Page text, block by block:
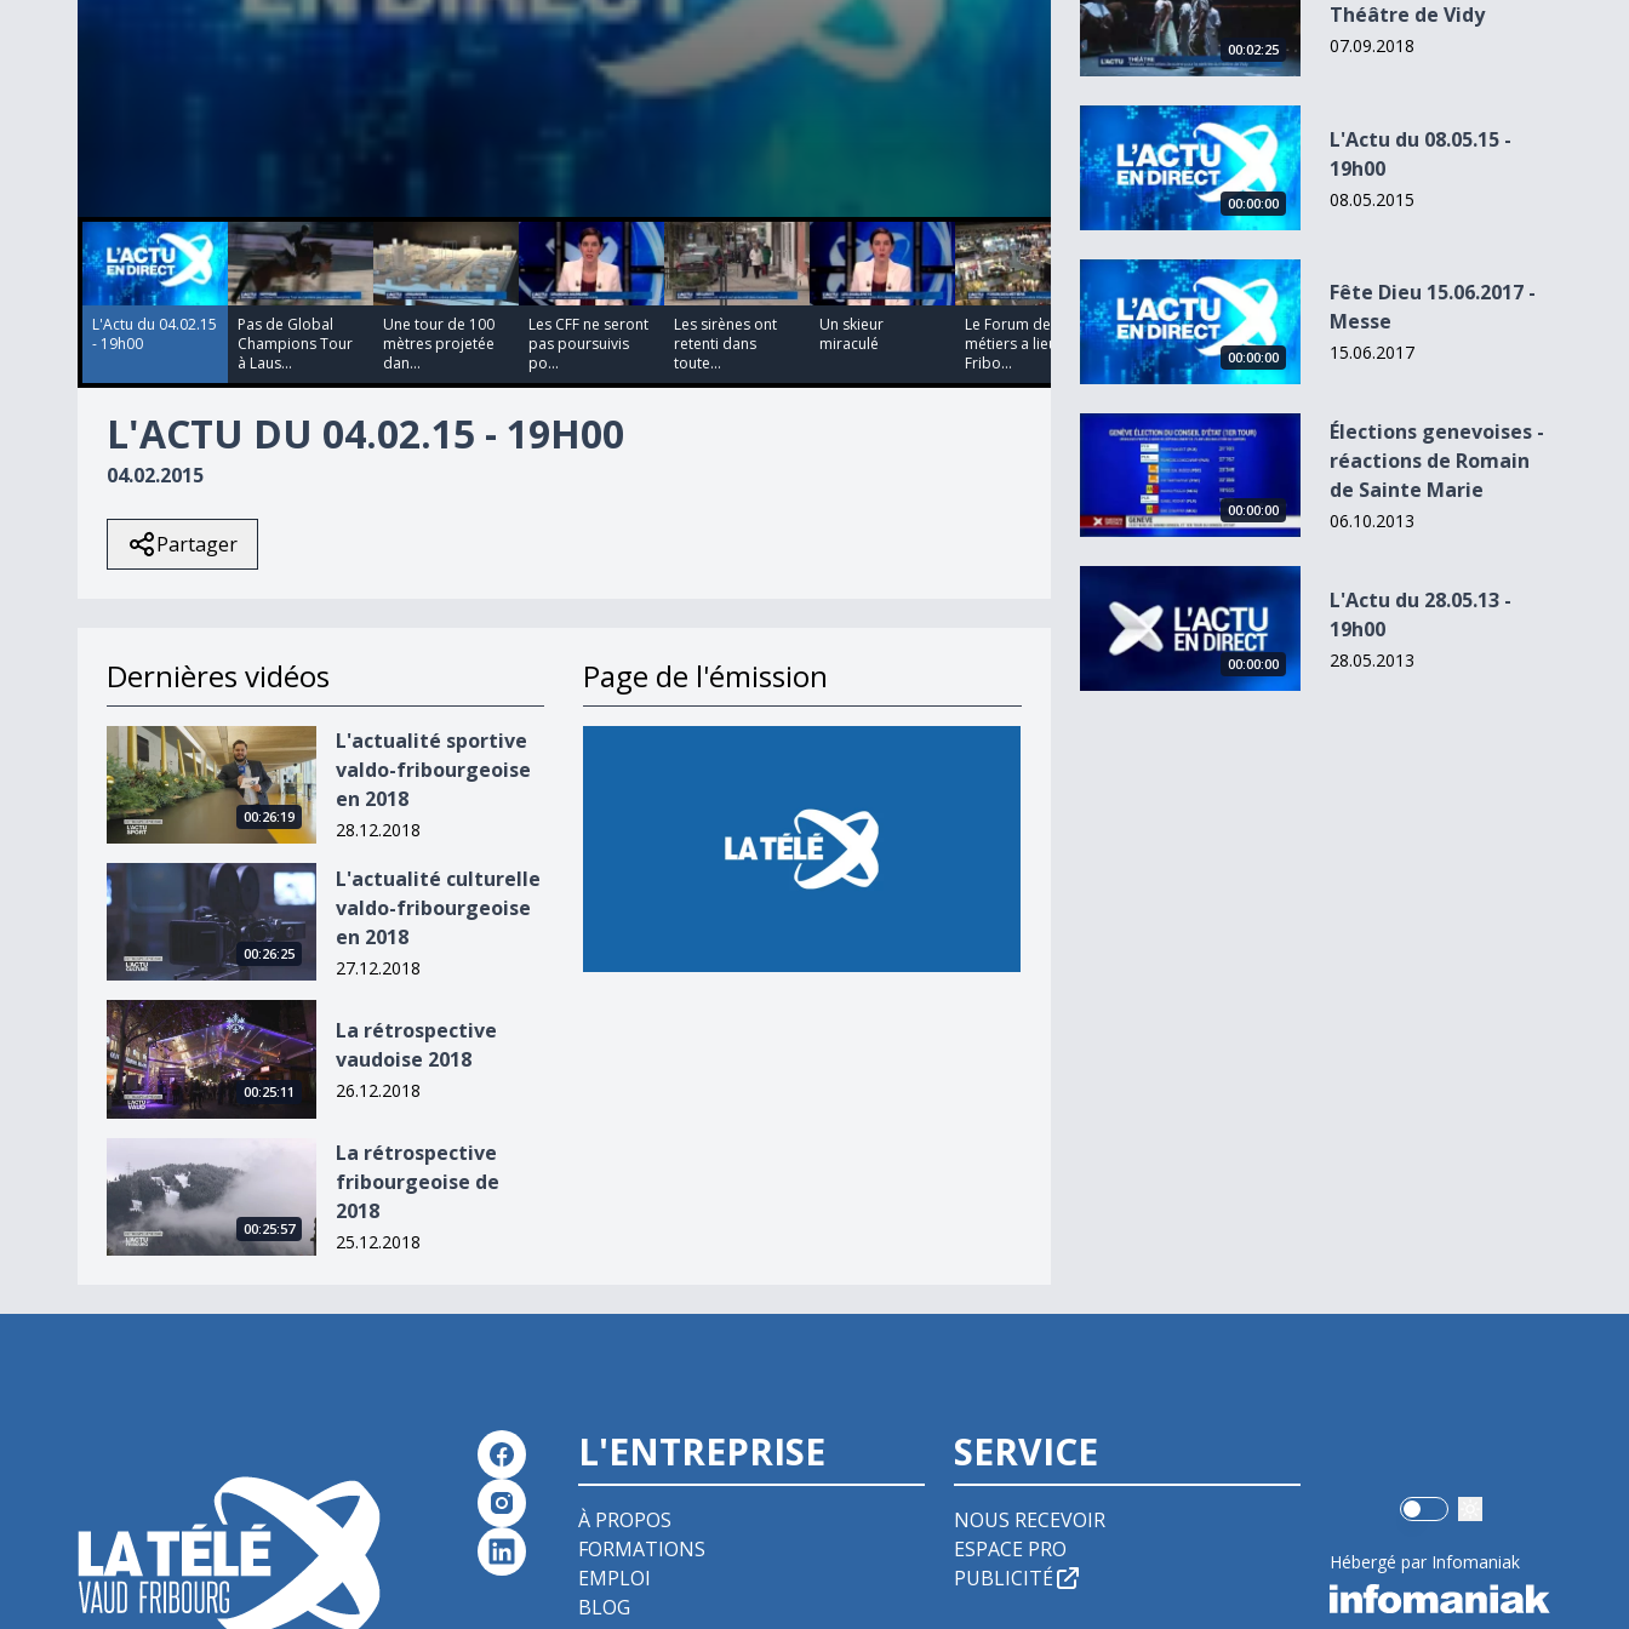
0
seconds
of
secondsVolume
90%
L'Actu du 04.02.15
- 19h00
Pas de Global
Champions Tour
à Laus...
Une tour de 100
mètres projetée
dan...
Les CFF ne seront
pas poursuivis
po...
Les sirènes ont
retenti dans
toute...
Un skieur
miraculé
Le Forum des
métiers a lieu à
Fribo...
Le PBD exclut son
apparentement
ave...
00:00:00
Une pétition
contre une
ouverture p...
00:00:00
asiatique
L'ACTU DU 04.02.15 - 19H00
04.02.2015
Partager
Dernières vidéos
L&#039;actualité sportive valdo-fribourgeoise en 2018
00:26:19
L'actualité sportive
valdo-fribourgeoise
en 2018
28.12.2018
L&#039;actualité culturelle valdo-fribourgeoise en 2018
00:26:25
L'actualité culturelle
valdo-fribourgeoise
en 2018
27.12.2018
La rétrospective vaudoise 2018
00:25:11
La rétrospective
vaudoise 2018
26.12.2018
La rétrospective fribourgeoise de 2018
00:25:57
La rétrospective
fribourgeoise de
2018
25.12.2018
Page de l'émission
00:02:25
Théâtre de Vidy
07.09.2018
L&#039;Actu du 08.05.15 - 19h00
00:00:00
L'Actu du 08.05.15 -
19h00
08.05.2015
Fête Dieu 15.06.2017 - Messe
00:00:00
Fête Dieu 15.06.2017 -
Messe
15.06.2017
Élections genevoises - réactions de Romain de Sainte Marie
00:00:00
Élections genevoises -
réactions de Romain
de Sainte Marie
06.10.2013
L&#039;Actu du 28.05.13 - 19h00
00:00:00
L'Actu du 28.05.13 -
19h00
28.05.2013
L'ENTREPRISE
À PROPOS
FORMATIONS
EMPLOI
BLOG
SERVICE
NOUS RECEVOIR
ESPACE PRO
PUBLICITÉ
Use setting
Hébergé par Infomaniak